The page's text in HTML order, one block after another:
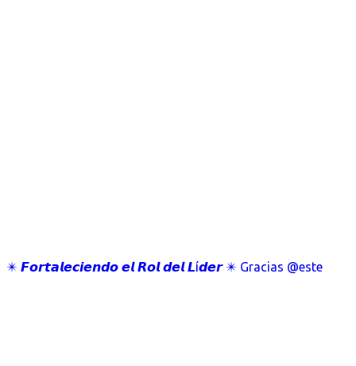
✴️ 𝙁𝙤𝙧𝙩𝙖𝙡𝙚𝙘𝙞𝙚𝙣𝙙𝙤 𝙚𝙡 𝙍𝙤𝙡 𝙙𝙚𝙡 𝙇í𝙙𝙚𝙧 ✴️ Gracias @este